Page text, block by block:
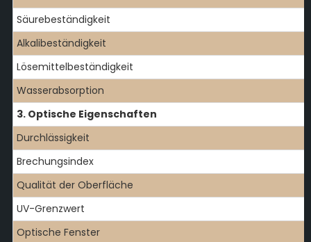
Säurebeständigkeit
Alkalibeständigkeit
Lösemittelbeständigkeit
Wasserabsorption
3. Optische Eigenschaften
Durchlässigkeit
Brechungsindex
Qualität der Oberfläche
UV-Grenzwert
Optische Fenster